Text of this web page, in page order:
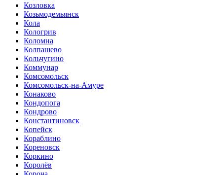
Козловка
Козьмодемьянск
Кола
Кологрив
Коломна
Колпашево
Кольчугино
Коммунар
Комсомольск
Комсомольск-на-Амуре
Конаково
Кондопога
Кондрово
Константиновск
Копейск
Кораблино
Кореновск
Коркино
Королёв